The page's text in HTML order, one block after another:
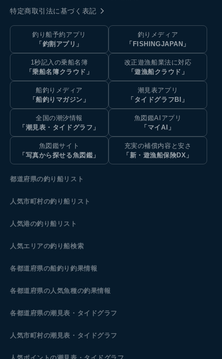
特定商取引法に基づく表記
釣り船予約アプリ
「釣割アプリ」
釣りメディア
「FISHINGJAPAN」
1秒記入の乗船名簿
「乗船名簿クラウド」
改正遊漁船業法に対応
「遊漁船クラウド」
船釣りメディア
「船釣りマガジン」
潮見表アプリ
「タイドグラフBI」
全国の潮汐情報
「潮見表・タイドグラフ」
魚図鑑AIアプリ
「マイAI」
魚図鑑サイト
「写真から探せる魚図鑑」
充実の補償内容と安さ
「新・遊漁船保険DX」
都道府県の釣り船リスト
人気市町村の釣り船リスト
人気港の釣り船リスト
人気エリアの釣り船検索
各都道府県の船釣り釣果情報
各都道府県の人気魚種の釣果情報
各都道府県の潮見表 ・タイドグラフ
人気市町村の潮見表・タイドグラフ